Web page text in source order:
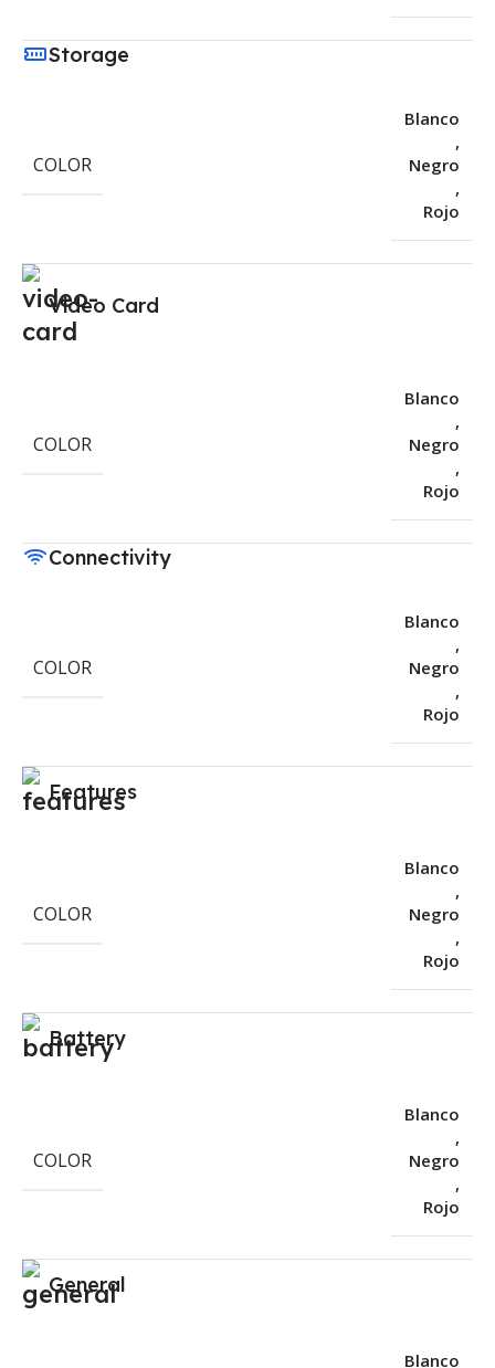
Storage
COLOR
Blanco
,
Negro
,
Rojo
Video Card
COLOR
Blanco
,
Negro
,
Rojo
Connectivity
COLOR
Blanco
,
Negro
,
Rojo
Features
COLOR
Blanco
,
Negro
,
Rojo
Battery
COLOR
Blanco
,
Negro
,
Rojo
General
Blanco